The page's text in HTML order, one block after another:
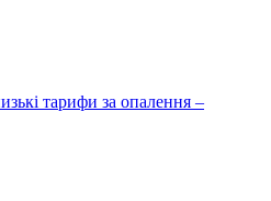
тарифи за опалення –